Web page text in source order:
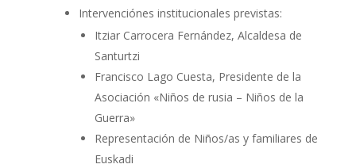
Intervenciónes institucionales previstas:
Itziar Carrocera Fernández, Alcaldesa de
Santurtzi
Francisco Lago Cuesta, Presidente de la
Asociación «Niños de rusia – Niños de la
Guerra»
Representación de Niños/as y familiares de
Euskadi